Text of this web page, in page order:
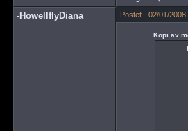
-HowellflyDiana
Postet - 02/01/2008
Kopi av